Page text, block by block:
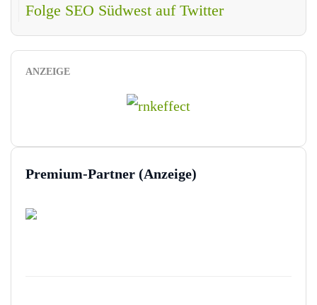
Folge SEO Südwest auf Twitter
ANZEIGE
Premium-Partner (Anzeige)